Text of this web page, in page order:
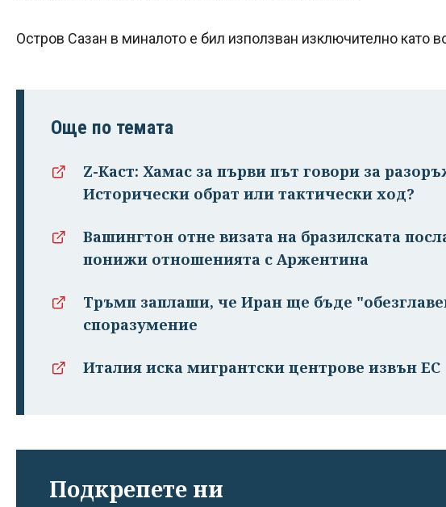
Остров Сазан в миналото е бил използван изключително като
Още по темата
Z-Каст: Хамас за първи път говори за
Исторически обрат или тактически ход?
Вашингтон отне визата на бразилската
понижи отношенията с Аржентина
Тръмп заплаши, че Иран ще бъде
споразумение
Италия иска мигрантски центрове извън ЕС
Подкрепете ни